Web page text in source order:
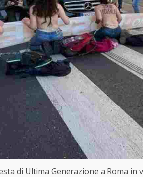
di Ultima Generazione a Roma